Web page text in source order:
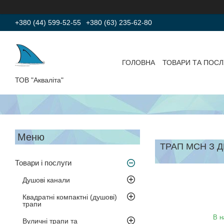
+380 (44) 599-52-55 +380 (63) 235-62-80
ТОВ "Акваліта"
ГОЛОВНА ТОВАРИ ТА
Товари і послуги
Душові канали
Квадратні компактні (душові)
трапи
Вуличні трапи та
ТРАП МСН З
В